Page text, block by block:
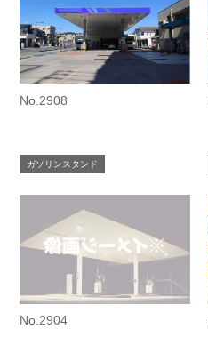
No.2908
ガソリンスタンド
No.2904